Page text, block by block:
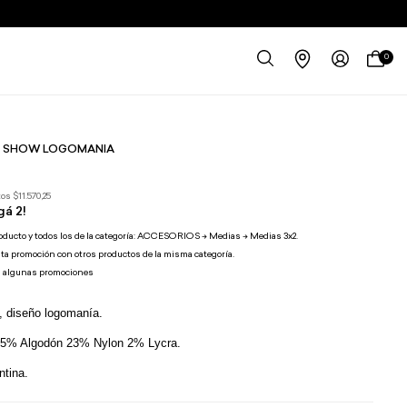
0
SHOW LOGOMANIA
$11.570,25
2!
y todos los de la categoría: ACCESORIOS -> Medias -> Medias 3x2.
promoción con otros productos de la misma categoría.
algunas promociones
diseño logomanía.
Algodón 23% Nylon 2% Lycra.